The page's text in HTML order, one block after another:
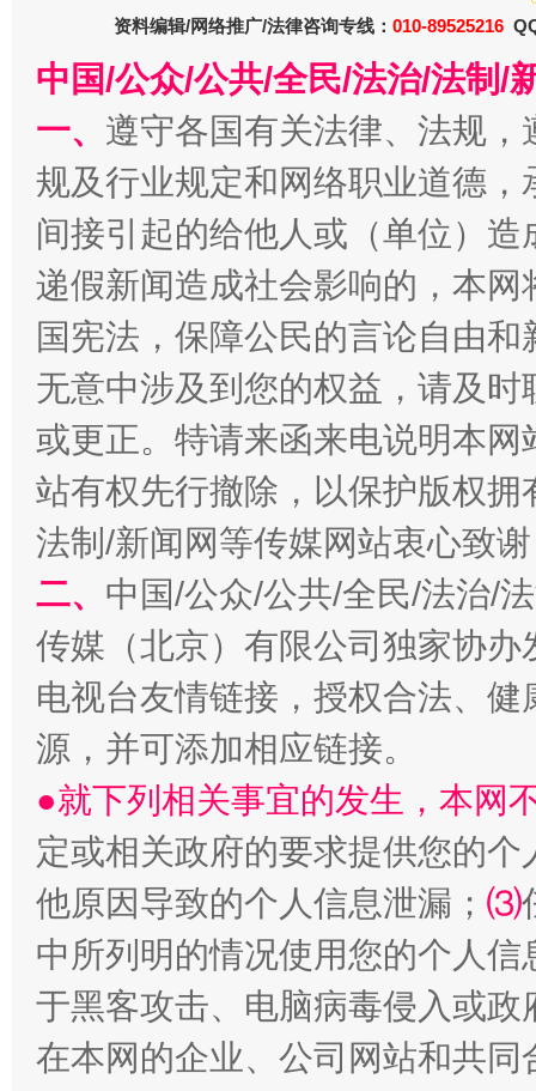
全民健身五年计划来了！等你上场
阿坝州三大球赛在茂县开幕 规模
国家大学科技园优化重塑工作
资料编辑/网络推广/法律咨询专线： 010-89525216
中国/公众/公共/全民/法治/法制/
一、 遵守各国有关法律、法规
规及行业规定和网络职业道德
间接引起的给他人或（单位）
递假新闻造成社会影响的，本
国宪法，保障公民的言论自由
无意中涉及到您的权益，请及
或更正。特请来函来电说明本
站有权先行撤除，以保护版权
法制/新闻网等传媒网站衷心致
二、 中国/公众/公共/全民/法治/
传媒（北京）有限公司独家协
电视台友情链接，授权合法、
源，并可添加相应链接。
●就下列相关事宜的发生，本网
定或相关政府的要求提供您的个
他原因导致的个人信息泄漏； ⑶
中所列明的情况使用您的个人
于黑客攻击、电脑病毒侵入或
在本网的企业、公司网站和共